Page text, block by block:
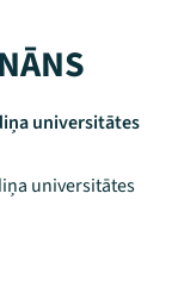
universitātes
universitātes